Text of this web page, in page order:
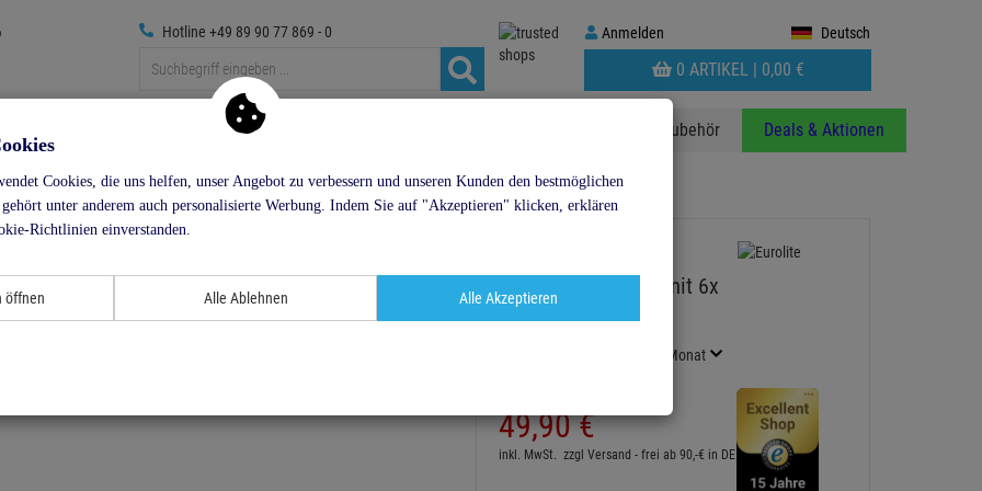
Anmelden
Anmelden Deutsch
WARENKORB
AUFKLAPPEN
0 ARTIKEL | 0,00 €
Hotline +49 89 90 77 869 - 0
Medientechnik Zubehör Deals & Aktionen
& Splittboxen Schaltpanels EUROLITE Board 6 mit 6x Schutzkontakte
EUROLITE Board 6 mit 6x
Schutzkontakte
/ Monat
49,90 €
inkl. MwSt. zzgl Versand - frei ab 90,-€ in DE
Cookies, die uns helfen, unser Angebot zu verbessern und unseren Kunden den bestmöglichen
unter anderem auch personalisierte Werbung. Indem Sie auf "Akzeptieren" klicken, erklären
Richtlinien einverstanden.
öffnen Alle Ablehnen Alle Akzeptieren